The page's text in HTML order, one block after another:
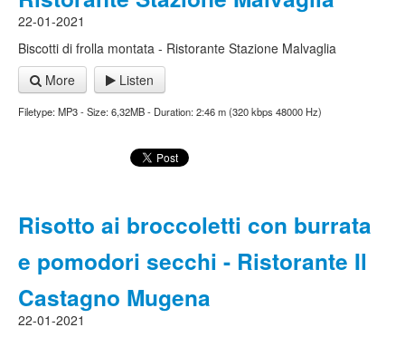
22-01-2021
Biscotti di frolla montata - Ristorante Stazione Malvaglia
More
Listen
Filetype: MP3 - Size: 6,32MB - Duration: 2:46 m (320 kbps 48000 Hz)
Risotto ai broccoletti con burrata
e pomodori secchi - Ristorante Il
Castagno Mugena
22-01-2021